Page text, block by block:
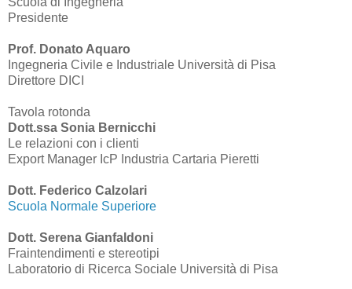
Presidente
Prof. Donato Aquaro
Ingegneria Civile e Industriale Università di Pisa
Direttore DICI
Tavola rotonda
Dott.ssa Sonia Bernicchi
Le relazioni con i clienti
Export Manager IcP Industria Cartaria Pieretti
Dott. Federico Calzolari
Scuola Normale Superiore
Dott. Serena Gianfaldoni
Fraintendimenti e stereotipi
Laboratorio di Ricerca Sociale Università di Pisa